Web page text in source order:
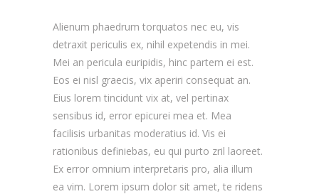
Alienum phaedrum torquatos nec eu, vis
detraxit periculis ex, nihil expetendis in mei.
Mei an pericula euripidis, hinc partem ei est.
Eos ei nisl graecis, vix aperiri consequat an.
Eius lorem tincidunt vix at, vel pertinax
sensibus id, error epicurei mea et. Mea
facilisis urbanitas moderatius id. Vis ei
rationibus definiebas, eu qui purto zril laoreet.
Ex error omnium interpretaris pro, alia illum
ea vim. Lorem ipsum dolor sit amet, te ridens